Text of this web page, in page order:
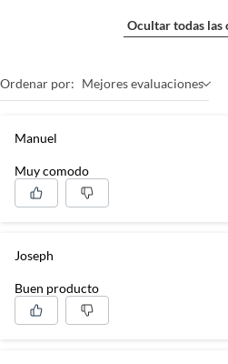
Ocultar todas las
Ordenar por: Mejores evaluaciones
Manuel
Muy comodo
Joseph
Buen producto